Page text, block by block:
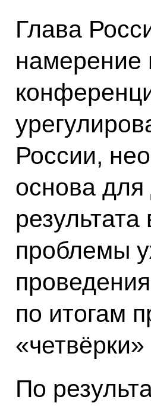
Глава
намерение
России,
основа
проблемы
по итогам
По